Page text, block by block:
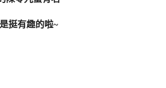
挺有趣的啦~